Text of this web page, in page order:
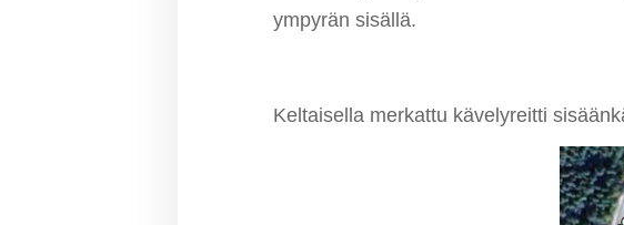
ympyrän sisällä.
Keltaisella merkattu kävelyreitti